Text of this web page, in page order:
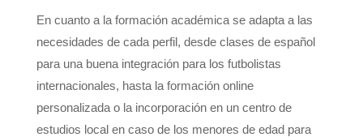
En cuanto a la formación académica se adapta a las
necesidades de cada perfil, desde clases de español
para una buena integración para los futbolistas
internacionales, hasta la formación online
personalizada o la incorporación en un centro de
estudios local en caso de los menores de edad para